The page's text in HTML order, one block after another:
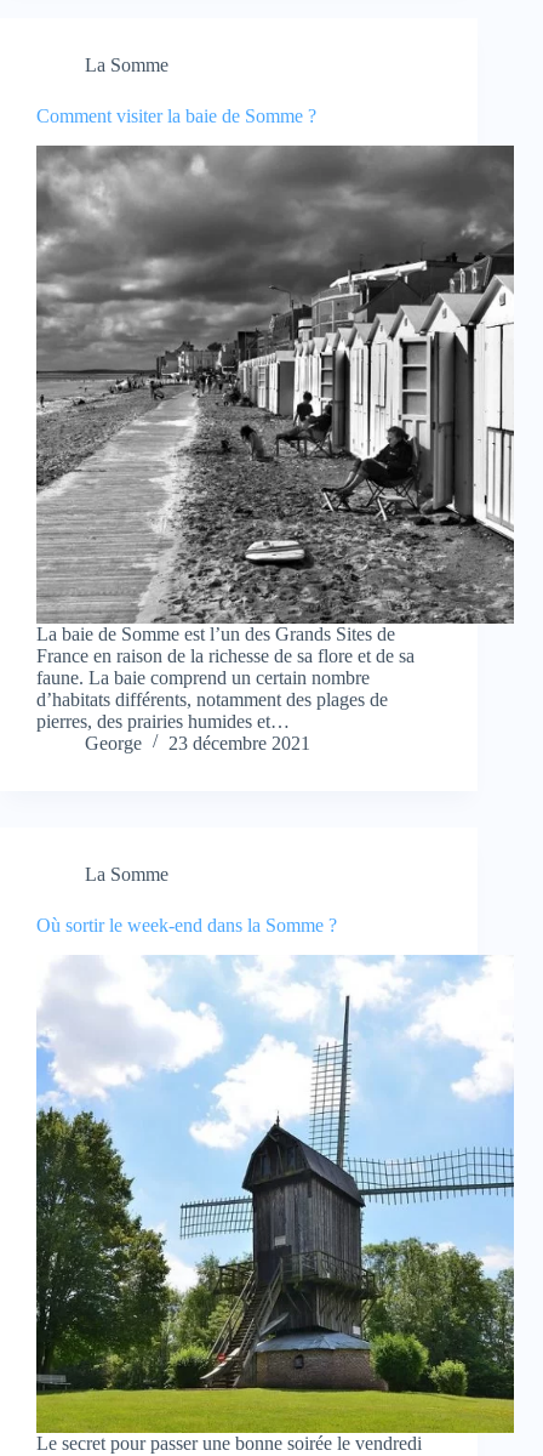
La Somme
Comment visiter la baie de Somme ?
La baie de Somme est l’un des Grands Sites de
France en raison de la richesse de sa flore et de sa
faune. La baie comprend un certain nombre
d’habitats différents, notamment des plages de
pierres, des prairies humides et…
George
23 décembre 2021
La Somme
Où sortir le week-end dans la Somme ?
Le secret pour passer une bonne soirée le vendredi